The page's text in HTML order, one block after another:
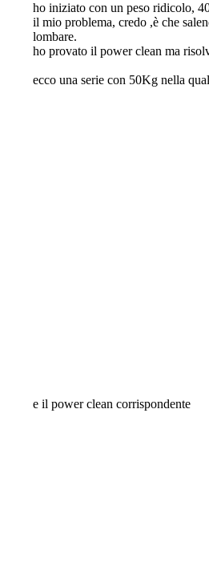
ho iniziato con un peso ridicolo,
il mio problema, credo ,è che
lombare.
ho provato il power clean ma
ecco una serie con 50Kg nella
e il power clean corrispondente